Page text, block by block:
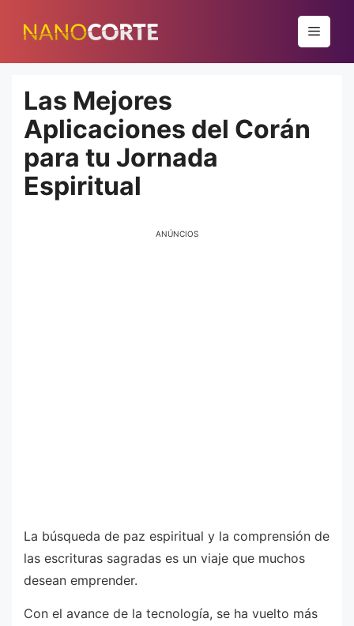
para
conteúdo
Menu
Las Mejores
Aplicaciones del Corán
para tu Jornada
Espiritual
ANÚNCIOS
La búsqueda de paz espiritual y la comprensión de
las escrituras sagradas es un viaje que muchos
desean emprender.
Con el avance de la tecnología, se ha vuelto más